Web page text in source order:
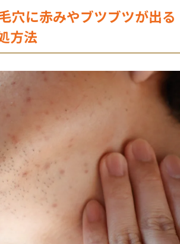
穴に赤みやブツブツが出る
方法